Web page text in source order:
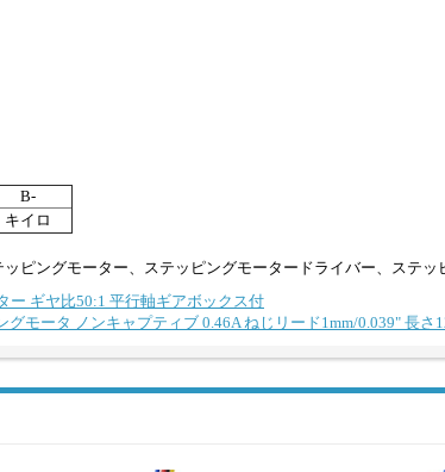
B-
キイロ
ピングモーター、ステッピングモータードライバー、ステ
ー ギヤ比50:1 平行軸ギアボックス付
モータ ノンキャプティブ 0.46A ねじリード1mm/0.039" 長さ